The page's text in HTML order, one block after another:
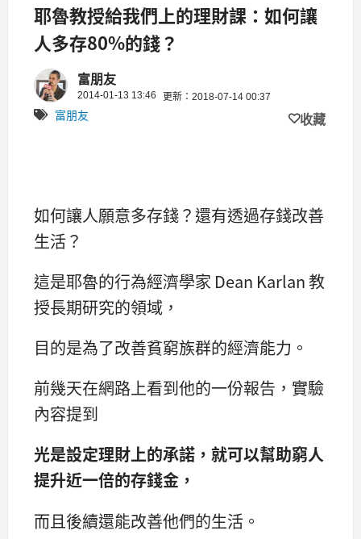
耶魯教授給我們上的理財課：如何讓
人多存80%的錢？
富朋友
2014-01-13 13:46 更新：2018-07-14 00:37
富朋友 收藏
如何讓人願意多存錢？還有透過存錢改善
生活？
這是耶魯的行為經濟學家 Dean Karlan 教
授長期研究的領域，
目的是為了改善貧窮族群的經濟能力。
前幾天在網路上看到他的一份報告，實驗
內容提到
光是設定理財上的承諾，就可以幫助窮人
提升近一倍的存錢金，
而且後續還能改善他們的生活。